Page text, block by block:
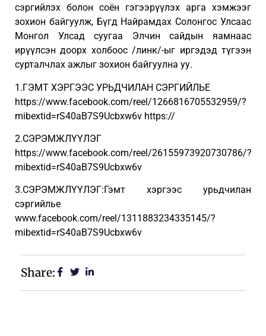
сэргийлэх болон соён гэгээрүүлэх арга хэмжээг
зохион байгуулж, Бүгд Найрамдах Солонгос Улсаас
Монгол Улсад суугаа Элчин сайдын яамнаас
ирүүлсэн доорх холбоос /линк/-ыг иргэдэд түгээн
сурталчлах ажлыг зохион байгуулна уу.
1.ГЭМТ ХЭРГЭЭС УРЬДЧИЛАН СЭРГИЙЛЬЕ
https://www.facebook.com/reel/1266816705532959/?
mibextid=rS40aB7S9Ucbxw6v https://
2.СЭРЭМЖЛҮҮЛЭГ
https://www.facebook.com/reel/26155973920730786/?
mibextid=rS40aB7S9Ucbxw6v
3.СЭРЭМЖЛҮҮЛЭГ:Гэмт хэргээс урьдчилан
сэргийлье
www.facebook.com/reel/1311883234335145/?
mibextid=rS40aB7S9Ucbxw6v
Share: